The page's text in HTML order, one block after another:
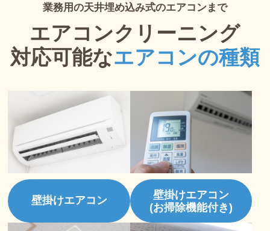
業務用の天井埋め込み式のエアコンまで
エアコンクリーニング
対応可能なエアコンの種類
壁掛けエアコン
壁掛けエアコン
(お掃除機能付き)